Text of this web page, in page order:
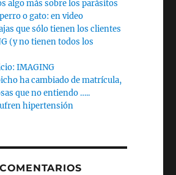
algo más sobre los parásitos
o gato: en video
que sólo tienen los clientes
(y no tienen todos los
IMAGING
ha cambiado de matrícula,
que no entiendo …..
hipertensión